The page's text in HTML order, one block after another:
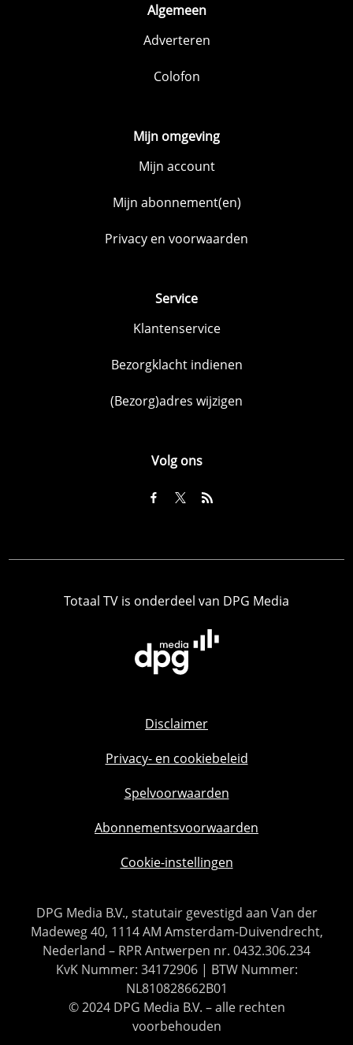
Algemeen
Adverteren
Colofon
Mijn omgeving
Mijn account
Mijn abonnement(en)
Privacy en voorwaarden
Service
Klantenservice
Bezorgklacht indienen
(Bezorg)adres wijzigen
Volg ons
Totaal TV is onderdeel van DPG Media
Disclaimer
Privacy- en cookiebeleid
Spelvoorwaarden
Abonnementsvoorwaarden
Cookie-instellingen
DPG Media B.V., statutair gevestigd aan Van der
Madeweg 40, 1114 AM Amsterdam-Duivendrecht,
Nederland – RPR Antwerpen nr. 0432.306.234
KvK Nummer: 34172906 | BTW Nummer:
NL810828662B01
© 2024 DPG Media B.V. – alle rechten
voorbehouden